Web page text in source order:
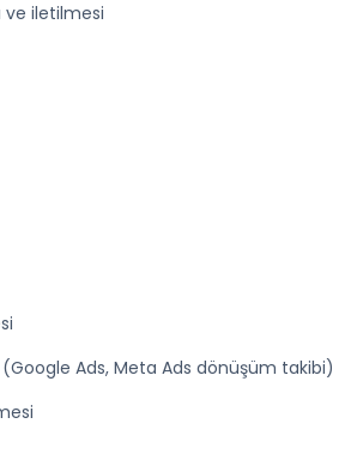
ve iletilmesi
Ads, Meta Ads dönüşüm takibi)